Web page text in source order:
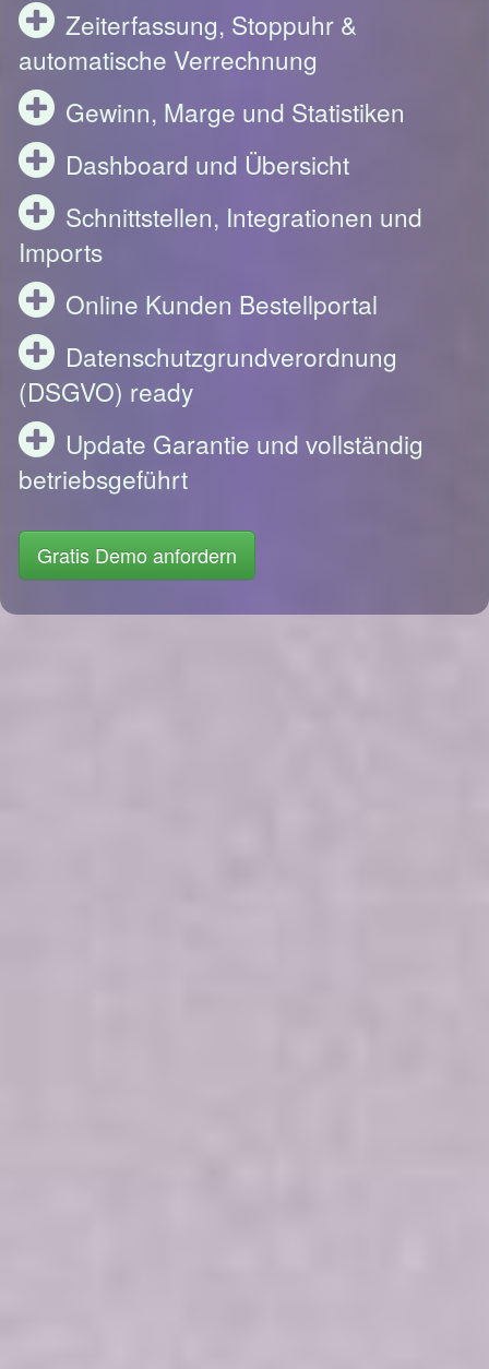
Zeiterfassung, Stoppuhr &
automatische Verrechnung
Gewinn, Marge und Statistiken
Dashboard und Übersicht
Schnittstellen, Integrationen und
Imports
Online Kunden Bestellportal
Datenschutzgrundverordnung
(DSGVO) ready
Update Garantie und vollständig
betriebsgeführt
Gratis Demo anfordern